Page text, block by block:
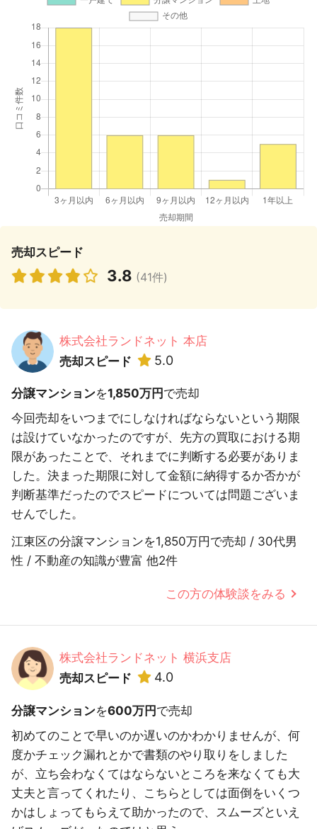
売却スピード
3.8 (41件)
株式会社ランドネット 本店
売却スピード
5.0
分譲マンションを1,850万円 で売却
今回売却をいつまでにしなければならないという期限
は設けていなかったのですが、先方の買取における期
限があったことで、それまでに判断する必要がありま
した。決まった期限に対して金額に納得するか否かが
判断基準だったのでスピードについては問題ございま
せんでした。
江東区の分譲マンションを1,850万円で売却 / 30代男
性 / 不動産の知識が豊富 他2件
この方の体験談をみる
株式会社ランドネット 横浜支店
売却スピード
4.0
分譲マンションを600万円で売却
初めてのことで早いのか遅いのかわかりませんが、何
度かチェック漏れとかで書類のやり取りをしました
が、立ち会わなくてはならないところを来なくても大
丈夫と言ってくれたり、こちらとしては面倒をいくつ
かはしょってもらえて助かったので、スムーズといえ